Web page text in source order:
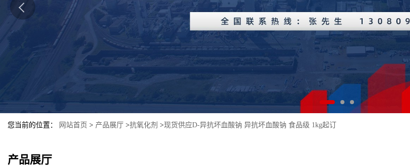
您当前的位置： 网站首页 > 产品展厅 >抗氧化剂 >现货供应D-异抗坏血酸钠 异抗坏血酸钠 食品级 1kg起订
产品展厅